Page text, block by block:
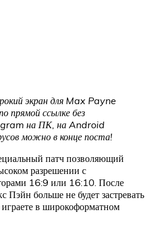
экран для Max Payne
прямой ссылке без
на ПК, на Android
можно в конце поста!
патч позволяющий
разрешении с
16:9 или 16:10. После
Пэйн больше не будет застревать
в широкоформатном